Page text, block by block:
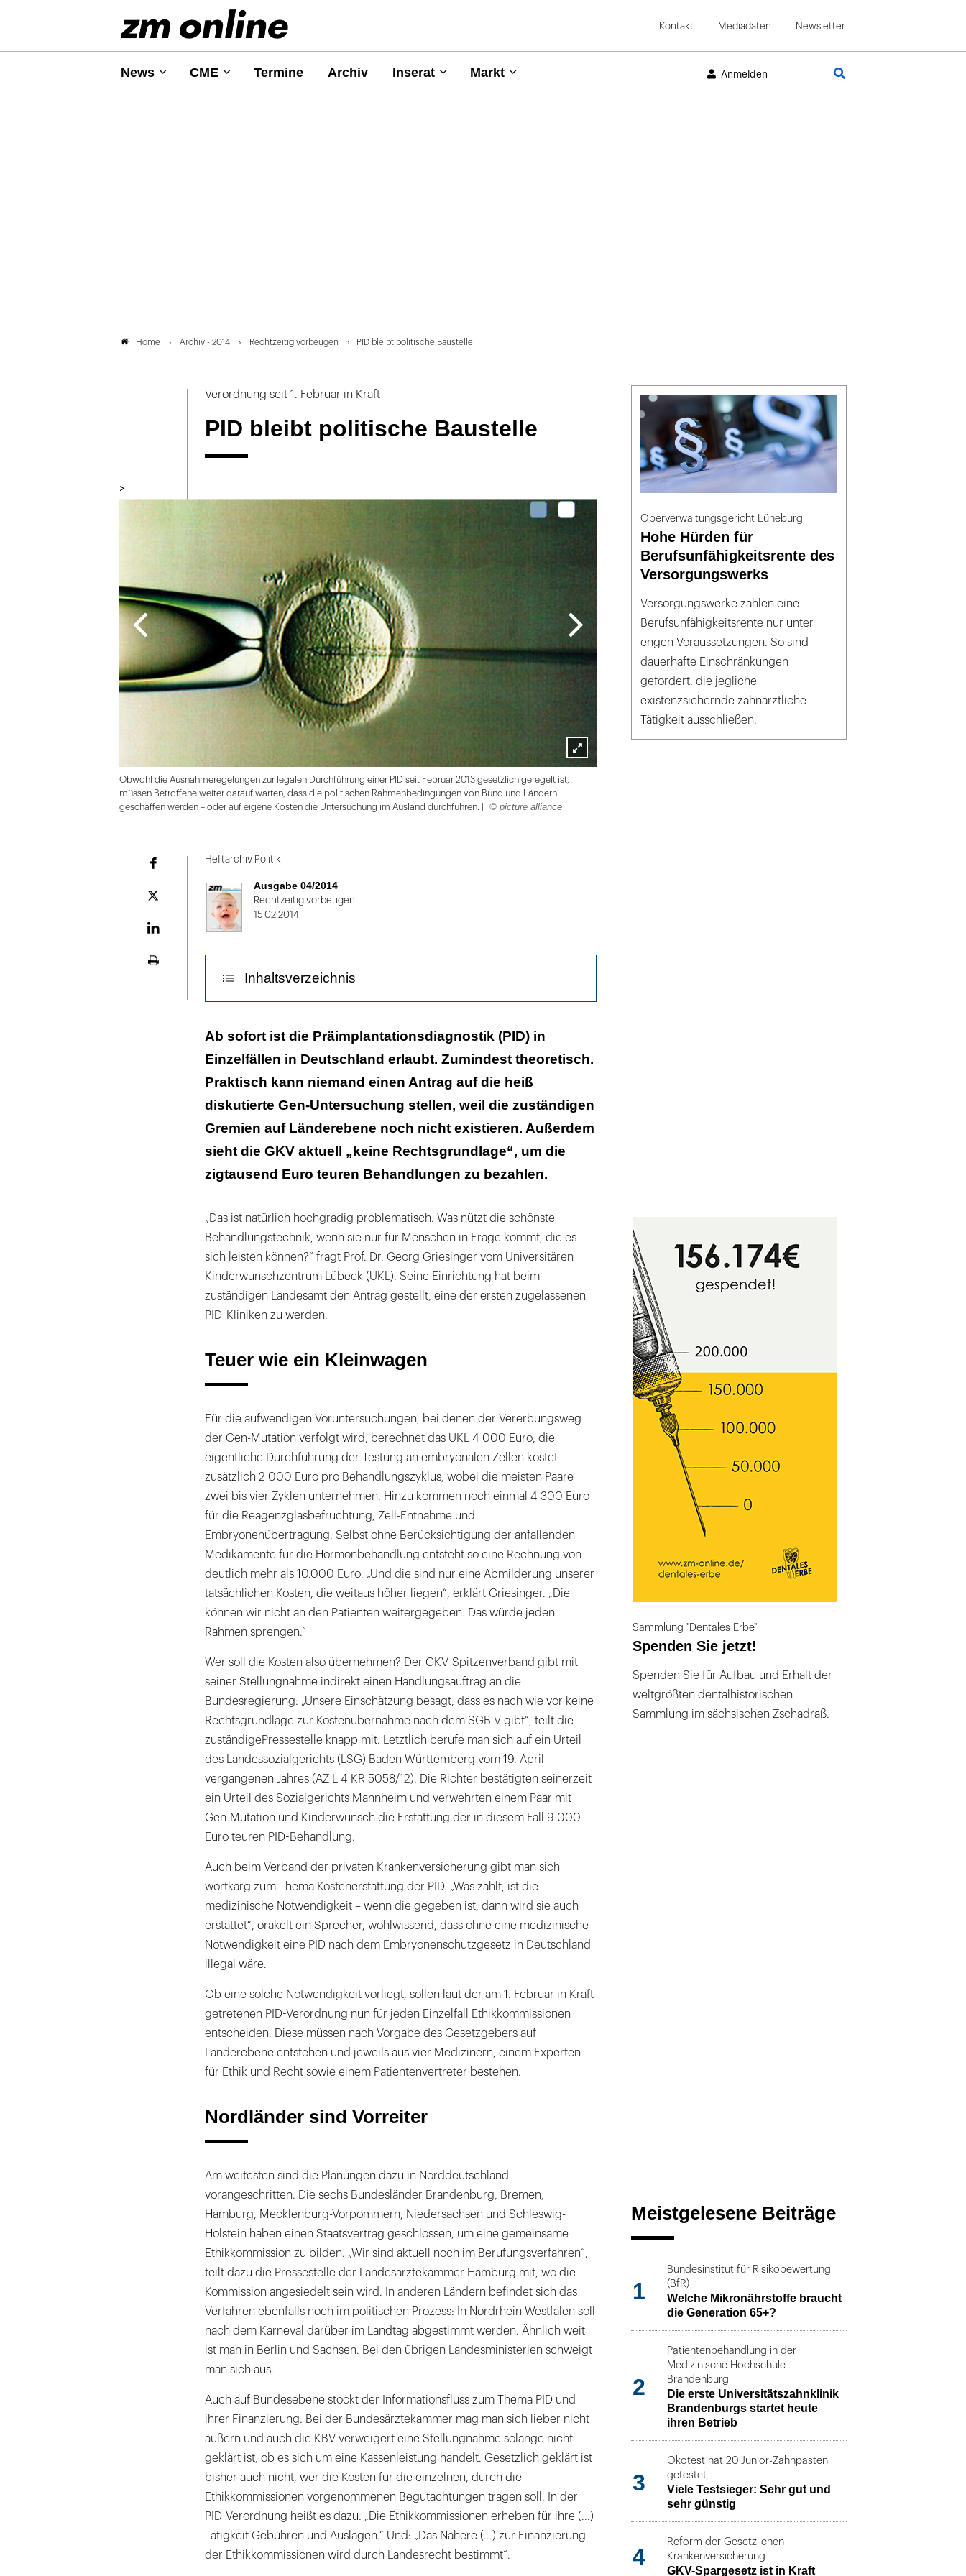
Kontakt Mediadaten Newsletter
News CME Termine Archiv Inserat Markt Anmelden
Home Archiv - 2014 Rechtzeitig vorbeugen PID bleibt politische Baustelle
Verordnung seit 1. Februar in Kraft
PID bleibt politische Baustelle
>
Lightbox
öffnen
Obwohl die Ausnahmeregelungen zur legalen Durchführung einer PID seit Februar 2013 gesetzlich geregelt ist,
müssen Betroffene weiter darauf warten, dass die politischen Rahmenbedingungen von Bund und Ländern
geschaffen werden – oder auf eigene Kosten die Untersuchung im Ausland durchführen. |
© picture alliance
Ausnahmeregelungen
Plattform
Heftarchiv Politik
Ausgabe 04/2014
Rechtzeitig vorbeugen
15.02.2014
Inhaltsverzeichnis
Teuer wie ein Kleinwagen
Nordländer sind Vorreiter
Ab sofort ist die Präimplantationsdiagnostik (PID) in
Einzelfällen in Deutschland erlaubt. Zumindest theoretisch.
Praktisch kann niemand einen Antrag auf die heiß
diskutierte Gen-Untersuchung stellen, weil die zuständigen
Gremien auf Länderebene noch nicht existieren. Außerdem
sieht die GKV aktuell „keine Rechtsgrundlage“, um die
zigtausend Euro teuren Behandlungen zu bezahlen.
„Das ist natürlich hochgradig problematisch. Was nützt die schönste
Behandlungstechnik, wenn sie nur für Menschen in Frage kommt, die es
sich leisten können?“ fragt Prof. Dr. Georg Griesinger vom Universitären
Kinderwunschzentrum Lübeck (UKL). Seine Einrichtung hat beim
zuständigen Landesamt den Antrag gestellt, eine der ersten zugelassenen
PID-Kliniken zu werden.
Teuer wie ein Kleinwagen
Für die aufwendigen Voruntersuchungen, bei denen der Vererbungsweg
der Gen-Mutation verfolgt wird, berechnet das UKL 4 000 Euro, die
eigentliche Durchführung der Testung an embryonalen Zellen kostet
zusätzlich 2 000 Euro pro Behandlungszyklus, wobei die meisten Paare
zwei bis vier Zyklen unternehmen. Hinzu kommen noch einmal 4 300 Euro
für die Reagenzglasbefruchtung, Zell-Entnahme und
Embryonenübertragung. Selbst ohne Berücksichtigung der anfallenden
Medikamente für die Hormonbehandlung entsteht so eine Rechnung von
deutlich mehr als 10.000 Euro. „Und die sind nur eine Abmilderung unserer
tatsächlichen Kosten, die weitaus höher liegen“, erklärt Griesinger. „Die
können wir nicht an den Patienten weitergegeben. Das würde jeden
Rahmen sprengen.“
Wer soll die Kosten also übernehmen? Der GKV-Spitzenverband gibt mit
seiner Stellungnahme indirekt einen Handlungsauftrag an die
Bundesregierung: „Unsere Einschätzung besagt, dass es nach wie vor keine
Rechtsgrundlage zur Kostenübernahme nach dem SGB V gibt“, teilt die
zuständigePressestelle knapp mit. Letztlich berufe man sich auf ein Urteil
des Landessozialgerichts (LSG) Baden-Württemberg vom 19. April
vergangenen Jahres (AZ L 4 KR 5058/12). Die Richter bestätigten seinerzeit
ein Urteil des Sozialgerichts Mannheim und verwehrten einem Paar mit
Gen-Mutation und Kinderwunsch die Erstattung der in diesem Fall 9 000
Euro teuren PID-Behandlung.
Auch beim Verband der privaten Krankenversicherung gibt man sich
wortkarg zum Thema Kostenerstattung der PID. „Was zählt, ist die
medizinische Notwendigkeit – wenn die gegeben ist, dann wird sie auch
erstattet“, orakelt ein Sprecher, wohlwissend, dass ohne eine medizinische
Notwendigkeit eine PID nach dem Embryonenschutzgesetz in Deutschland
illegal wäre.
Ob eine solche Notwendigkeit vorliegt, sollen laut der am 1. Februar in Kraft
getretenen PID-Verordnung nun für jeden Einzelfall Ethikkommissionen
entscheiden. Diese müssen nach Vorgabe des Gesetzgebers auf
Länderebene entstehen und jeweils aus vier Medizinern, einem Experten
für Ethik und Recht sowie einem Patientenvertreter bestehen.
Nordländer sind Vorreiter
Am weitesten sind die Planungen dazu in Norddeutschland
vorangeschritten. Die sechs Bundesländer Brandenburg, Bremen,
Hamburg, Mecklenburg-Vorpommern, Niedersachsen und Schleswig-
Holstein haben einen Staatsvertrag geschlossen, um eine gemeinsame
Ethikkommission zu bilden. „Wir sind aktuell noch im Berufungsverfahren“,
teilt dazu die Pressestelle der Landesärztekammer Hamburg mit, wo die
Kommission angesiedelt sein wird. In anderen Ländern befindet sich das
Verfahren ebenfalls noch im politischen Prozess: In Nordrhein-Westfalen soll
nach dem Karneval darüber im Landtag abgestimmt werden. Ähnlich weit
ist man in Berlin und Sachsen. Bei den übrigen Landesministerien schweigt
man sich aus.
Auch auf Bundesebene stockt der Informationsfluss zum Thema PID und
ihrer Finanzierung: Bei der Bundesärztekammer mag man sich lieber nicht
äußern und auch die KBV verweigert eine Stellungnahme solange nicht
geklärt ist, ob es sich um eine Kassenleistung handelt. Gesetzlich geklärt ist
bisher auch nicht, wer die Kosten für die einzelnen, durch die
Ethikkommissionen vorgenommenen Begutachtungen tragen soll. In der
PID-Verordnung heißt es dazu: „Die Ethikkommissionen erheben für ihre (...)
Tätigkeit Gebühren und Auslagen.“ Und: „Das Nähere (...) zur Finanzierung
der Ethikkommissionen wird durch Landesrecht bestimmt“.
Oberverwaltungsgericht Lüneburg
Hohe Hürden für
Berufsunfähigkeitsrente des
Versorgungswerks
Versorgungswerke zahlen eine
Berufsunfähigkeitsrente nur unter
engen Voraussetzungen. So sind
dauerhafte Einschränkungen
gefordert, die jegliche
existenzsichernde zahnärztliche
Tätigkeit ausschließen.
Sammlung "Dentales Erbe"
Spenden Sie jetzt!
Spenden Sie für Aufbau und Erhalt der
weltgrößten dentalhistorischen
Sammlung im sächsischen Zschadraß.
Meistgelesene Beiträge
1
Bundesinstitut für Risikobewertung
(BfR)
Welche Mikronährstoffe braucht
die Generation 65+?
2
Patientenbehandlung in der
Medizinische Hochschule
Brandenburg
Die erste Universitätszahnklinik
Brandenburgs startet heute
ihren Betrieb
3
Ökotest hat 20 Junior-Zahnpasten
getestet
Viele Testsieger: Sehr gut und
sehr günstig
4
Reform der Gesetzlichen
Krankenversicherung
GKV-Spargesetz ist in Kraft